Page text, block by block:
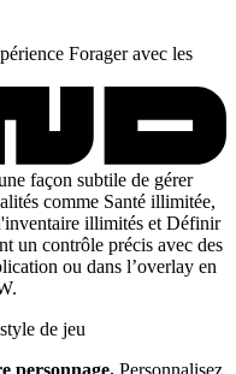
Forager avec les
façon subtile de gérer
comme Santé illimitée,
illimités et Définir
un contrôle précis avec des
ou dans l’overlay en
de jeu
personnage. Personnalisez